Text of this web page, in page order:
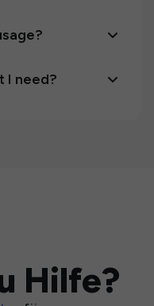
I need?
Hilfe?